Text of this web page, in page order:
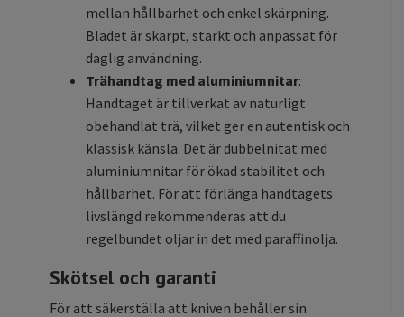
mellan hållbarhet och enkel skärpning.
Bladet är skarpt, starkt och anpassat för
daglig användning.
Trähandtag med aluminiumnitar:
Handtaget är tillverkat av naturligt
obehandlat trä, vilket ger en autentisk och
klassisk känsla. Det är dubbelnitat med
aluminiumnitar för ökad stabilitet och
hållbarhet. För att förlänga handtagets
livslängd rekommenderas att du
regelbundet oljar in det med paraffinolja.
Skötsel och garanti
För att säkerställa att kniven behåller sin